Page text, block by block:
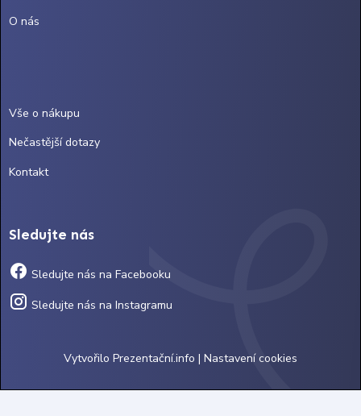
O nás
Vše o nákupu
Nečastější dotazy
Kontakt
Sledujte nás
Sledujte nás na Facebooku
Sledujte nás na Instagramu
Vytvořilo Prezentační.info | Nastavení cookies